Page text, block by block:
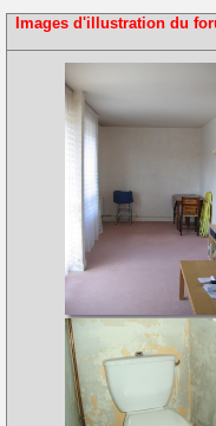
Images d'illustration du